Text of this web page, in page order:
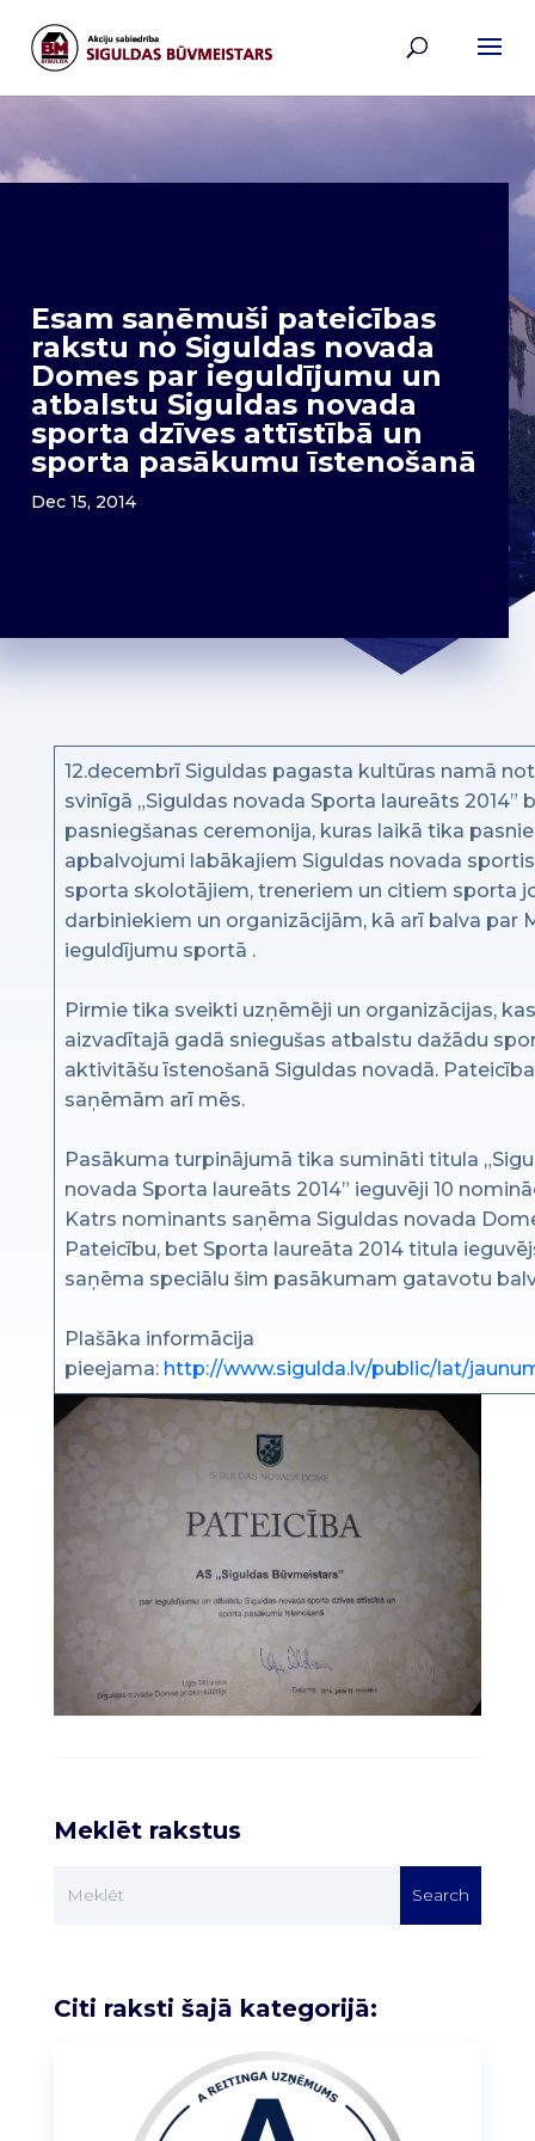
Esam saņēmuši pateicības
rakstu no Siguldas novada
Domes par ieguldījumu un
atbalstu Siguldas novada
sporta dzīves attīstībā un
sporta pasākumu īstenošanā
Dec 15, 2014
12.decembrī Siguldas pagasta kultūras namā
svinīgā „Siguldas novada Sporta laureāts 2014”
pasniegšanas ceremonija, kuras laikā tika
apbalvojumi labākajiem Siguldas novada
sporta skolotājiem, treneriem un citiem sporta
darbiniekiem un organizācijām, kā arī balva par
ieguldījumu sportā .
Pirmie tika sveikti uzņēmēji un organizācijas, kas
aizvadītajā gadā sniegušas atbalstu dažādu
aktivitāšu īstenošanā Siguldas novadā.
saņēmām arī mēs.
Pasākuma turpinājumā tika sumināti titula
novada Sporta laureāts 2014” ieguvēji 10
Katrs nominants saņēma Siguldas novada
Pateicību, bet Sporta laureāta 2014 titula
saņēma speciālu šim pasākumam gatavotu
Plašāka informācija
pieejama: http://www.sigulda.lv/public/lat/
Meklēt rakstus
Citi raksti šajā kategorijā: